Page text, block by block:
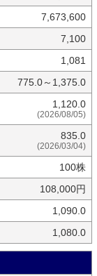
7,673,600
7,100
1,081
775.0～1,375.0
1,120.0
(2026/08/05)
835.0
(2026/03/04)
100株
108,000円
1,090.0
1,080.0